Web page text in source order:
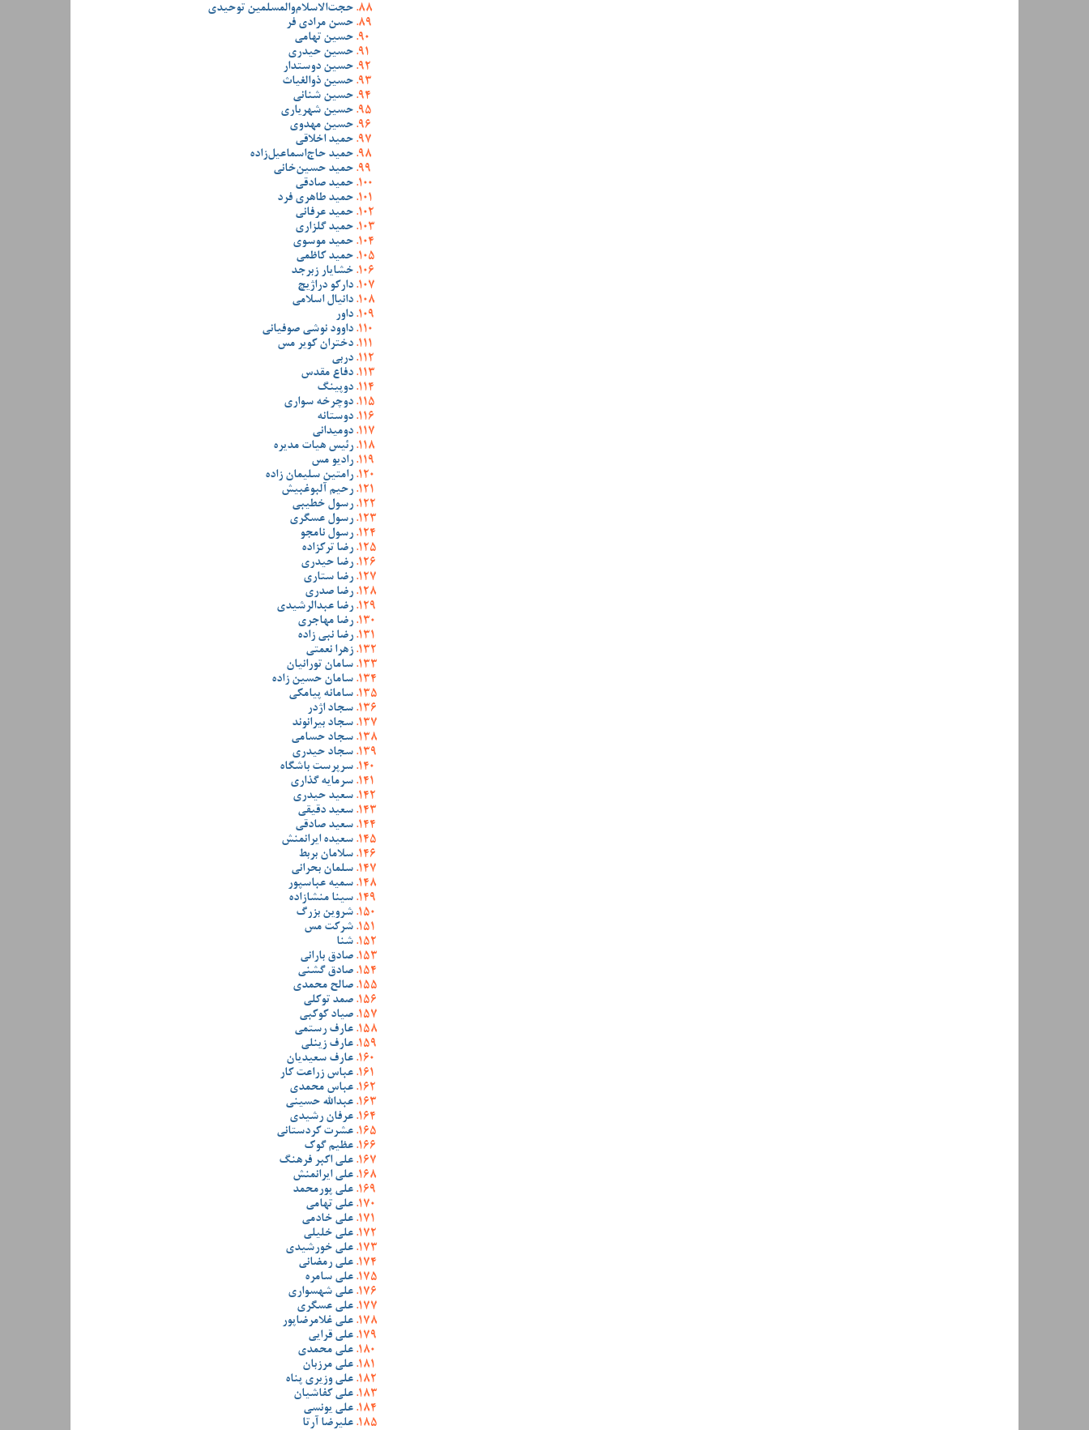
حجت‌الاسلام‌والمسلمین توحیدی
حسن مرادی فر
حسین تهامی
حسین حیدری
حسین دوستدار
حسین ذوالغیاث
حسین شنانی
حسین شهریاری
حسین مهدوی
حمید اخلاقی
حمید حاج‌اسماعیل‌زاده
حمید حسین‌خانی
حمید صادقی
حمید طاهری فرد
حمید عرفانی
حمید گلزاری
حمید موسوی
حمید کاظمی
خشایار زبرجد
دارکو دراژیچ
دانیال اسلامی
داور
داوود نوشی صوفیانی
دختران کویر مس
دربی
دفاع مقدس
دوپینگ
دوچرخه سواری
دوستانه
دومیدانی
رئیس هیات مدیره
رادیو مس
رامتین سلیمان زاده
رحیم آلبوغبیش
رسول خطیبی
رسول عسگری
رسول نامجو
رضا ترکزاده
رضا حیدری
رضا ستاری
رضا صدری
رضا عبدالرشیدی
رضا مهاجری
رضا نبی زاده
زهرا نعمتی
سامان تورانیان
سامان حسین زاده
سامانه پیامکی
سجاد اژدر
سجاد بیرانوند
سجاد حسامی
سجاد حیدری
سرپرست باشگاه
سرمایه گذاری
سعید حیدری
سعید دقیقی
سعید صادقی
سعیده ایرانمنش
سلامان بربط
سلمان بحرانی
سمیه عباسپور
سینا منشازاده
شروین بزرگ
شرکت مس
شنا
صادق بارانی
صادق گشنی
صالح محمدی
صمد توکلی
صیاد کوکبی
عارف رستمی
عارف زینلی
عارف سعیدیان
عباس زراعت کار
عباس محمدی
عبدالله حسینی
عرفان رشیدی
عشرت کردستانی
عظیم گوک
علی اکبر فرهنگ
علی ایرانمنش
علی پورمحمد
علی تهامی
علی خادمی
علی خلیلی
علی خورشیدی
علی رمضانی
علی سامره
علی شهسواری
علی عسگری
علی غلامرضاپور
علی قرایی
علی محمدی
علی مرزبان
علی وزیری پناه
علی کفاشیان
علی یونسی
علیرضا آرتا